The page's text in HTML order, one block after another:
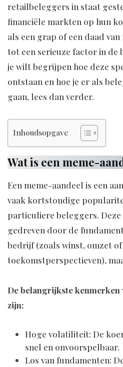
retailbeleggers in staat
financiële markten op hun
als een grap of een daad
tot een serieuze factor in de
je wilt begrijpen hoe deze
ontstaan en hoe je er als
gaan, lees dan verder.
Inhoudsopgave
Wat is een meme-
Een meme-aandeel is een
vaak kortstondige
particuliere beleggers.
gedreven door de
bedrijf (zoals winst, omzet of
toekomstperspectieven),
De belangrijkste kenmerken
zijn:
Hoge volatiliteit: De
snel en onvoorspelbaar.
Los van fundamenten: